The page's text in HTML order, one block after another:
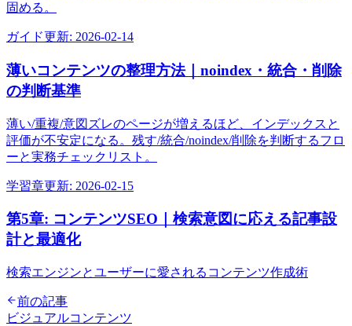
固める。
ガイド更新: 2026-02-14
薄いコンテンツの整理方法｜noindex・統合・削除
の判断基準
薄い/重複/意図ズレのページが増えるほど、インデックスと
評価が不安定になる。残す/統合/noindex/削除を判断するフロ
ーと実務チェックリスト。
学習章更新: 2026-02-15
第5章: コンテンツSEO｜検索意図に応える記事設
計と最適化
検索エンジンとユーザーに愛されるコンテンツ作成術
前の記事
ビジュアルコンテンツ